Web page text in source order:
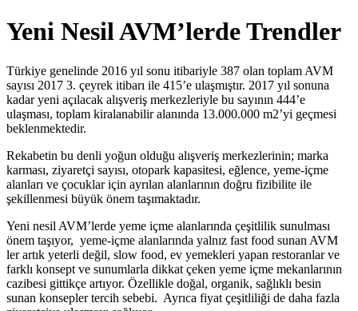
Yeni Nesil AVM’lerde Trendler
Türkiye genelinde 2016 yıl sonu itibariyle 387 olan toplam AVM
sayısı 2017 3. çeyrek itibarı ile 415’e ulaşmıştır. 2017 yıl sonuna
kadar yeni açılacak alışveriş merkezleriyle bu sayının 444’e
ulaşması, toplam kiralanabilir alanında 13.000.000 m2’yi geçmesi
beklenmektedir.
Rekabetin bu denli yoğun olduğu alışveriş merkezlerinin; marka
karması, ziyaretçi sayısı, otopark kapasitesi, eğlence, yeme-içme
alanları ve çocuklar için ayrılan alanlarının doğru fizibilite ile
şekillenmesi büyük önem taşımaktadır.
Yeni nesil AVM’lerde yeme içme alanlarında çeşitlilik sunulması
önem taşıyor, yeme-içme alanlarında yalnız fast food sunan AVM
ler artık yeterli değil, slow food, ev yemekleri yapan restoranlar ve
farklı konsept ve sunumlarla dikkat çeken yeme içme mekanlarının
cazibesi gittikçe artıyor. Özellikle doğal, organik, sağlıklı besin
sunan konsepler tercih sebebi. Ayrıca fiyat çeşitliliği de daha fazla